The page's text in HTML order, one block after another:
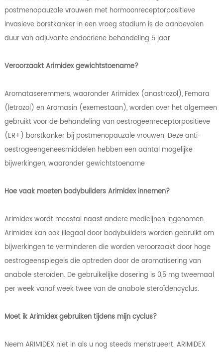
postmenopauzale vrouwen met hormoonreceptorpositieve
invasieve borstkanker in een vroeg stadium is de aanbevolen
duur van adjuvante endocriene behandeling 5 jaar.
Veroorzaakt Arimidex gewichtstoename?
Aromataseremmers, waaronder Arimidex (anastrozol), Femara
(letrozol) en Aromasin (exemestaan), worden over het algemeen
gebruikt voor de behandeling van oestrogeenreceptorpositieve
(ER+) borstkanker bij postmenopauzale vrouwen. Deze anti-
oestrogeengeneesmiddelen hebben een aantal mogelijke
bijwerkingen, waaronder gewichtstoename
Hoe vaak moeten bodybuilders Arimidex innemen?
Arimidex wordt meestal naast andere medicijnen ingenomen.
Arimidex kan ook illegaal door bodybuilders worden gebruikt om
bijwerkingen te verminderen die worden veroorzaakt door hoge
oestrogeenspiegels die optreden door de aromatisering van
anabole steroïden. De gebruikelijke dosering is 0,5 mg tweemaal
per week vanaf week twee van de anabole steroïdencyclus.
Moet ik Arimidex gebruiken tijdens mijn cyclus?
Neem ARIMIDEX niet in als u nog steeds menstrueert. ARIMIDEX